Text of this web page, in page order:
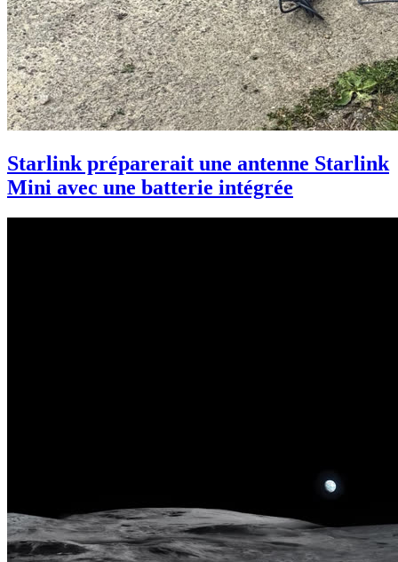
Starlink préparerait une antenne Starlink
Mini avec une batterie intégrée